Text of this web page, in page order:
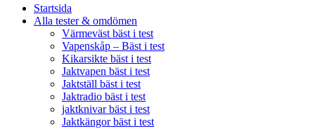
Startsida
Alla tester & omdömen
Värmeväst bäst i test
Vapenskåp – Bäst i test
Kikarsikte bäst i test
Jaktvapen bäst i test
Jaktställ bäst i test
Jaktradio bäst i test
jaktknivar bäst i test
Jaktkängor bäst i test